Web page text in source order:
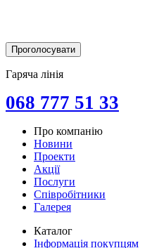
Гаряча лінія
068 777 51 33
Про компанію
Новини
Проекти
Акції
Послуги
Співробітники
Галерея
Каталог
Інформація покупцям